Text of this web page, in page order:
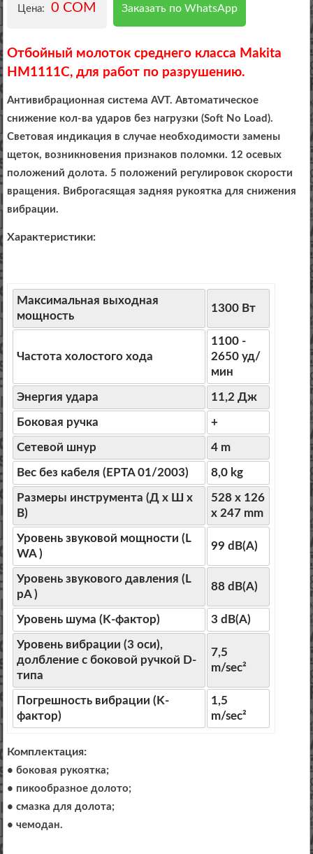
Цена: 0 COM Заказать по WhatsApp
Отбойный молоток среднего класса Makita
HM1111C, для работ по разрушению.
Антивибрационная система AVT. Автоматическое
снижение кол-ва ударов без нагрузки (Soft No Load).
Световая индикация в случае необходимости замены
щеток, возникновения признаков поломки. 12 осевых
положений долота. 5 положений регулировок скорости
вращения. Виброгасящая задняя рукоятка для снижения
вибрации.
Характеристики:
Максимальная выходная
мощность
1300 Вт
Частота холостого хода
1100 -
2650 уд/
мин
Энергия удара 11,2 Дж
Боковая ручка +
Сетевой шнур 4 m
Вес без кабеля (EPTA 01/2003) 8,0 kg
Размеры инструмента (Д х Ш х
В)
528 x 126
x 247 mm
Уровень звуковой мощности (L
WA )
99 dB(A)
Уровень звукового давления (L
pA )
88 dB(A)
Уровень шума (K-фактор) 3 dB(A)
Уровень вибрации (3 оси),
долбление с боковой ручкой D-
типа
7,5
m/sec²
Погрешность вибрации (K-
фактор)
1,5
m/sec²
Комплектация:
• боковая рукоятка;
• пикообразное долото;
• смазка для долота;
• чемодан.